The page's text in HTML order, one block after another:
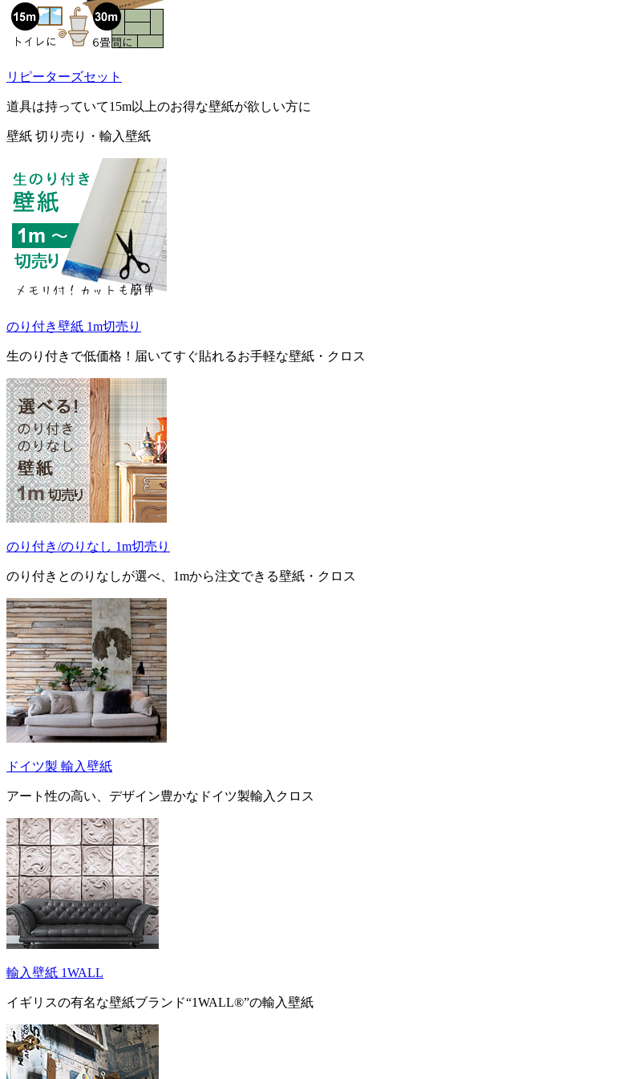
リピーターズセット
道具は持っていて15m以上のお得な壁紙が欲しい方に
壁紙 切り売り・輸入壁紙
のり付き壁紙 1m切売り
生のり付きで低価格！届いてすぐ貼れるお手軽な壁紙・クロス
のり付き/のりなし 1m切売り
のり付きとのりなしが選べ、1mから注文できる壁紙・クロス
ドイツ製 輸入壁紙
アート性の高い、デザイン豊かなドイツ製輸入クロス
輸入壁紙 1WALL
イギリスの有名な壁紙ブランド“1WALL®”の輸入壁紙